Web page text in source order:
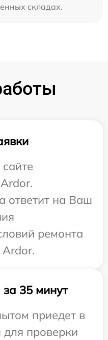
складах.
ответит на Ваш
ремонта
Ardor.
35 минут
приедет в
проверки